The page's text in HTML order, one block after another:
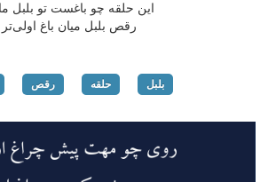
این حلقه چو باغست تو بلبل
رقص بلبل میان باغ اولی‌تر
بلبل حلقه رقص